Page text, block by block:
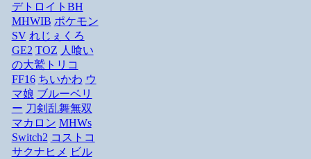
デトロイトBH
MHWIB ポケモン
SV れじぇくろ
GE2 TOZ 人喰い
の大鷲トリコ
FF16 ちいかわ ウ
マ娘 ブルーベリ
ー 刀剣乱舞無双
マカロン MHWs
Switch2 コストコ
サクナヒメ ビル